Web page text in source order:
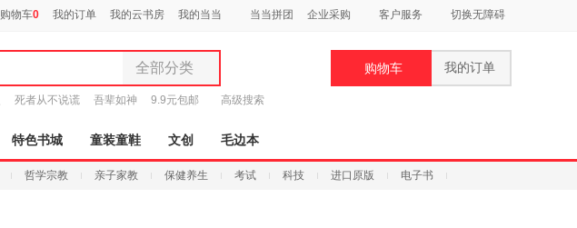
购物车0 我的订单 我的云书房 我的当当 当当拼团 企业采购 客户服务 切换无障碍
全部分类
全部分类
图书
电子书
音像
死者从不说谎 吾辈如神 9.9元包邮 高级搜索
购物车 我的订单
特色书城 童装童鞋 文创 毛边本
哲学宗教 亲子家教 保健养生 考试 科技 进口原版 电子书